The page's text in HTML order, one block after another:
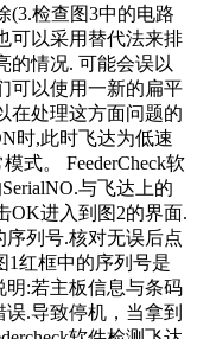
(3.检查图3中的电路
可以采用替代法来排
的情况. 可能会误以
可以使用一新的扁平
在处理这方面问题的
时,此时飞达为低速
式。 FeederCheck软
与飞达上的
OK进入到图2的界面.
列号.核对无误后点
1红框中的序列号是
:若主板信息与条码
.导致停机，当拿到